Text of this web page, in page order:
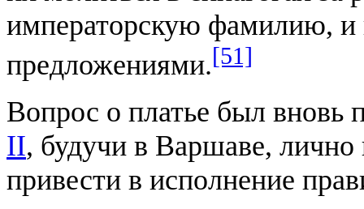
императорскую фамилию, и
предложениями.[51]
Вопрос о платье был вновь
II, будучи в Варшаве,
привести в исполнение